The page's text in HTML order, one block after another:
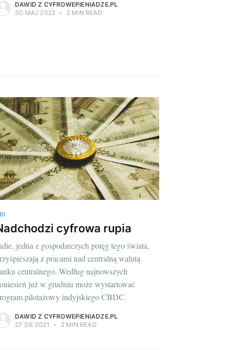
DAWID Z CYFROWEPIENIADZE.PL
30 MAJ 2022 • 2 MIN READ
cyfrowa rupia
jedna z gospodarczych potęg tego świata,
z pracami nad centralną walutą
centralnego. Według najnowszych
już w grudniu może wystartować
pilotażowy indyjskiego CBDC.
DAWID Z CYFROWEPIENIADZE.PL
27 SIE 2021
• 2 MIN READ